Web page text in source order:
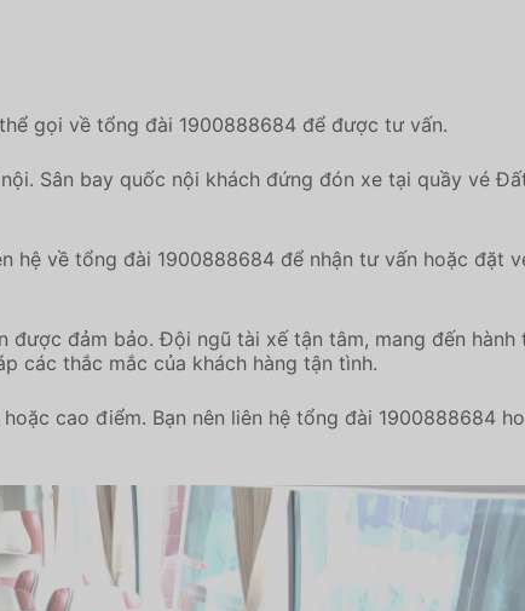
gọi về tổng đài 1900888684 để được tư vấn.
Sân bay quốc nội khách đứng đón xe tại quầy vé
hệ về tổng đài 1900888684 để nhận tư vấn hoặc đặt
đảm bảo. Đội ngũ tài xế tận tâm, mang đến hành
các thắc mắc của khách hàng tận tình.
cao điểm. Bạn nên liên hệ tổng đài 1900888684